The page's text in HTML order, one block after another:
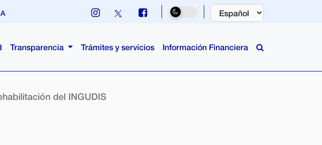
Transparencia Trámites y servicios Información Financiera
del INGUDIS